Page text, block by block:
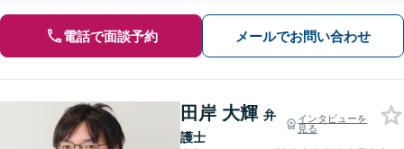
電話で面談予約 メールでお問い合わせ
田岸 大輝 弁
護士
インタビューを
見る